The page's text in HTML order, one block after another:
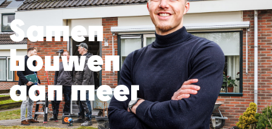
Samen
bouwen
aan meer